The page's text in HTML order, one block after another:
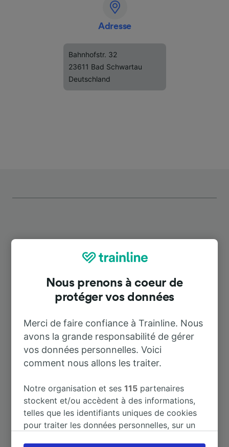
Adresse
Bahnhofstr. 32
23611 Bad Schwartau
Deutschland
Schwartau
À Hamburg Hbf 55 m
À Hambourg
À Berlin 2 h 46 m
À Fehmarn-Burg 17 m
Nous prenons à coeur de
protéger vos données
Merci de faire confiance à Trainline. Nous
avons la grande responsabilité de gérer
vos données personnelles. Voici
comment nous allons les traiter.
Notre organisation et ses115 partenaires
stockent et/ou accèdent à des informations,
telles que les identifiants uniques de cookies
pour traiter les données personnelles, sur un